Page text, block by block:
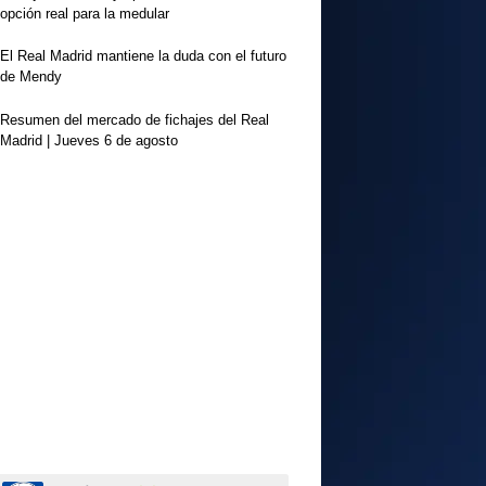
opción real para la medular
El Real Madrid mantiene la duda con el futuro
de Mendy
Resumen del mercado de fichajes del Real
Madrid | Jueves 6 de agosto